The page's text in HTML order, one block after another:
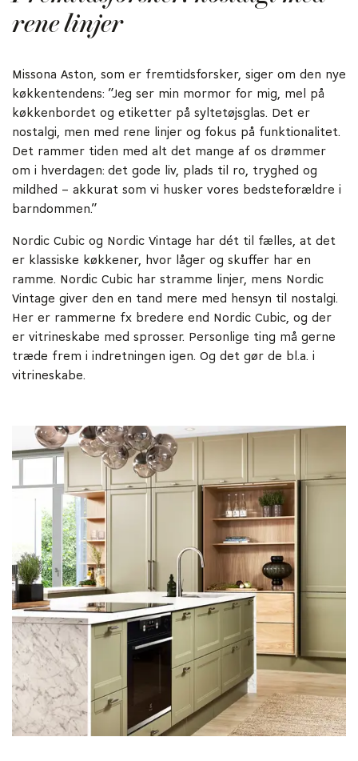
rene linjer
Missona Aston, som er fremtidsforsker, siger om den nye
køkkentendens: ”Jeg ser min mormor for mig, mel på
køkkenbordet og etiketter på syltetøjsglas. Det er
nostalgi, men med rene linjer og fokus på funktionalitet.
Det rammer tiden med alt det mange af os drømmer
om i hverdagen: det gode liv, plads til ro, tryghed og
mildhed – akkurat som vi husker vores bedsteforældre i
barndommen.”
Nordic Cubic og Nordic Vintage har dét til fælles, at det
er klassiske køkkener, hvor låger og skuffer har en
ramme. Nordic Cubic har stramme linjer, mens Nordic
Vintage giver den en tand mere med hensyn til nostalgi.
Her er rammerne fx bredere end Nordic Cubic, og der
er vitrineskabe med sprosser. Personlige ting må gerne
træde frem i indretningen igen. Og det gør de bl.a. i
vitrineskabe.